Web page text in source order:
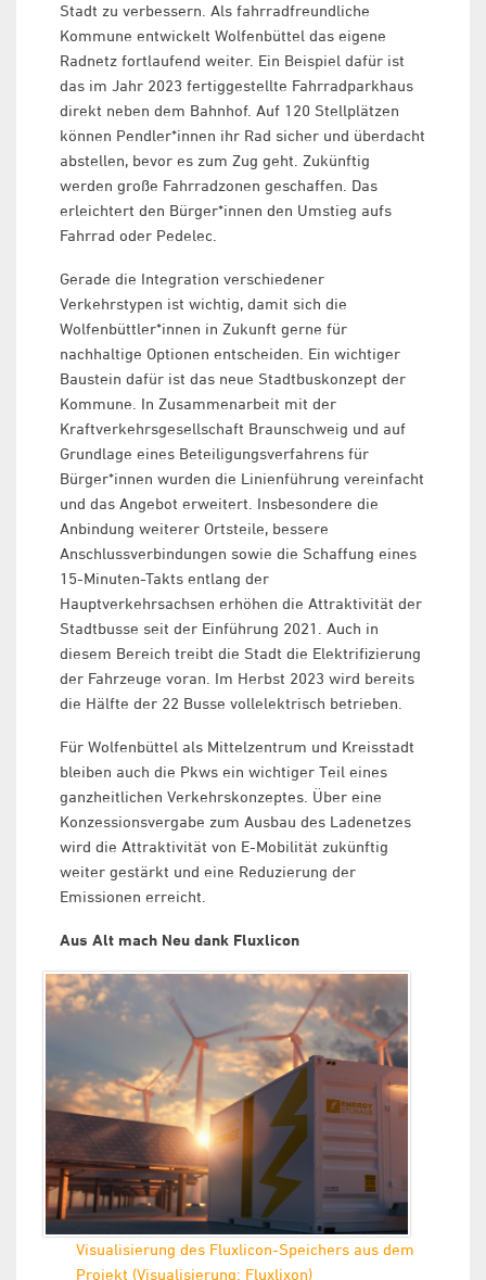
Stadt zu verbessern. Als fahrradfreundliche
Kommune entwickelt Wolfenbüttel das eigene
Radnetz fortlaufend weiter. Ein Beispiel dafür ist
das im Jahr 2023 fertiggestellte Fahrradparkhaus
direkt neben dem Bahnhof. Auf 120 Stellplätzen
können Pendler*innen ihr Rad sicher und überdacht
abstellen, bevor es zum Zug geht. Zukünftig
werden große Fahrradzonen geschaffen. Das
erleichtert den Bürger*innen den Umstieg aufs
Fahrrad oder Pedelec.
Gerade die Integration verschiedener
Verkehrstypen ist wichtig, damit sich die
Wolfenbüttler*innen in Zukunft gerne für
nachhaltige Optionen entscheiden. Ein wichtiger
Baustein dafür ist das neue Stadtbuskonzept der
Kommune. In Zusammenarbeit mit der
Kraftverkehrsgesellschaft Braunschweig und auf
Grundlage eines Beteiligungsverfahrens für
Bürger*innen wurden die Linienführung vereinfacht
und das Angebot erweitert. Insbesondere die
Anbindung weiterer Ortsteile, bessere
Anschlussverbindungen sowie die Schaffung eines
15-Minuten-Takts entlang der
Hauptverkehrsachsen erhöhen die Attraktivität der
Stadtbusse seit der Einführung 2021. Auch in
diesem Bereich treibt die Stadt die Elektrifizierung
der Fahrzeuge voran. Im Herbst 2023 wird bereits
die Hälfte der 22 Busse vollelektrisch betrieben.
Für Wolfenbüttel als Mittelzentrum und Kreisstadt
bleiben auch die Pkws ein wichtiger Teil eines
ganzheitlichen Verkehrskonzeptes. Über eine
Konzessionsvergabe zum Ausbau des Ladenetzes
wird die Attraktivität von E-Mobilität zukünftig
weiter gestärkt und eine Reduzierung der
Emissionen erreicht.
Aus Alt mach Neu dank Fluxlicon
Visualisierung des Fluxlicon-Speichers aus dem
Projekt (Visualisierung: Fluxlixon)